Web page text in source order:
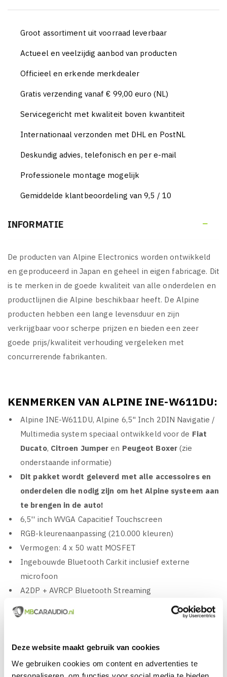
Deze website maakt gebruik van cookies
We gebruiken cookies om content en advertenties te
Groot assortiment uit voorraad leverbaar
Actueel en veelzijdig aanbod van producten
Officieel en erkende merkdealer
Gratis verzending vanaf € 99,00 euro (NL)
Servicegericht met kwaliteit boven kwantiteit
Internationaal verzonden met DHL en PostNL
Deskundig advies, telefonisch en per e-mail
Professionele montage mogelijk
Gemiddelde klantbeoordeling van 9,5 / 10
INFORMATIE 
De producten van Alpine Electronics worden ontwikkeld
en geproduceerd in Japan en geheel in eigen fabricage. Dit
is te merken in de goede kwaliteit van alle onderdelen en
productlijnen die Alpine beschikbaar heeft. De Alpine
producten hebben een lange levensduur en zijn
verkrijgbaar voor scherpe prijzen en bieden een zeer
goede prijs/kwaliteit verhouding vergeleken met
concurrerende fabrikanten.
KENMERKEN VAN ALPINE INE-W611DU:
Alpine INE-W611DU, Alpine 6,5" Inch 2DIN Navigatie /
Multimedia system speciaal ontwikkeld voor de Fiat
Ducato, Citroen Jumper en Peugeot Boxer(zie
onderstaande informatie)
Dit pakket wordt geleverd met alle accessoires en
onderdelen die nodig zijn om het Alpine systeem aan
te brengen in de auto!
6,5'' inch WVGA Capacitief Touchscreen
RGB-kleurenaanpassing (210.000 kleuren)
Vermogen: 4 x 50 watt MOSFET
Ingebouwde Bluetooth Carkit inclusief externe
microfoon
A2DP + AVRCP Bluetooth Streaming
AM / FM / DAB+ / CD / DVD / USB / Apple CarPlay /
Android Auto
of externe antenne
Met Apple CarPlay zeer veel functies van de iPhone